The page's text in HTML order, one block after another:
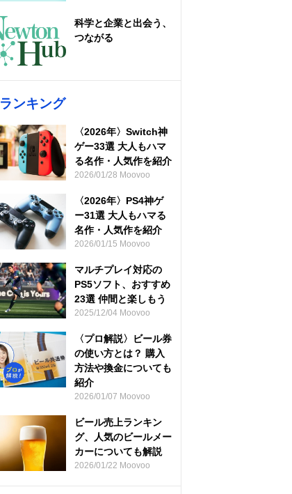
科学と企業と出会う、
つながる
ランキング
〈2026年〉Switch神
ゲー33選 大人もハマ
る名作・人気作を紹介
2026/01/28 Moovoo
〈2026年〉PS4神ゲ
ー31選 大人もハマる
名作・人気作を紹介
2026/01/15 Moovoo
マルチプレイ対応の
PS5ソフト、おすすめ
23選 仲間と楽しもう
2025/12/04 Moovoo
〈プロ解説〉ビール券
の使い方とは？ 購入
方法や換金についても
紹介
2026/01/07 Moovoo
ビール売上ランキン
グ、人気のビールメー
カーについても解説
2026/01/22 Moovoo